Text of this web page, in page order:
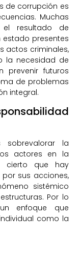
de corrupción es
Muchas
resultado de
presentes
actos criminales,
la necesidad de
prevenir futuros
de problemas
integral.
sobrevalorar la
actores en la
cierto que hay
sus acciones,
sistémico
Por lo
enfoque que
como la